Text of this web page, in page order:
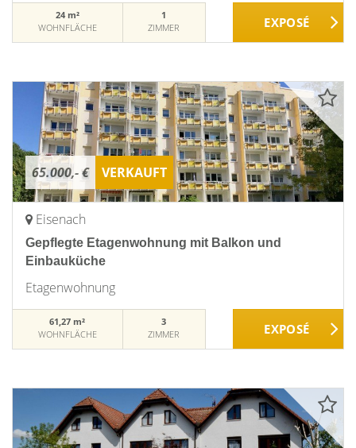
24 m²
WOHNFLÄCHE
1
ZIMMER
65.000,- € VERKAUFT
Eisenach
Gepflegte Etagenwohnung mit Balkon und
Einbauküche
Etagenwohnung
61,27 m²
WOHNFLÄCHE
3
ZIMMER